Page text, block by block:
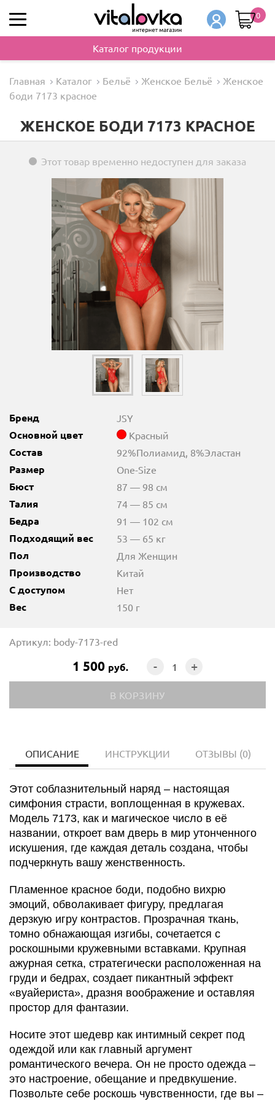
0
Каталог продукции
Главная Каталог Бельё Женское Бельё
Женское
боди 7173 красное
ЖЕНСКОЕ БОДИ 7173 КРАСНОЕ
Этот товар временно недоступен для заказа
Бренд JSY
Основной цвет Красный
Состав 92%Полиамид, 8%Эластан
Размер One-Size
Бюст 87 — 98 см
Талия 74 — 85 см
Бедра 91 — 102 см
Подходящий вес 53 — 65 кг
Пол Для Женщин
Производство Китай
С доступом Нет
Вес 150 г
Артикул: body-7173-red
1 500 руб. - +
ОПИСАНИЕ ИНСТРУКЦИИ ОТЗЫВЫ (0)
Этот соблазнительный наряд – настоящая
симфония страсти, воплощенная в кружевах.
Модель 7173, как и магическое число в её
названии, откроет вам дверь в мир утонченного
искушения, где каждая деталь создана, чтобы
подчеркнуть вашу женственность.
Пламенное красное боди, подобно вихрю
эмоций, обволакивает фигуру, предлагая
дерзкую игру контрастов. Прозрачная ткань,
томно обнажающая изгибы, сочетается с
роскошными кружевными вставками. Крупная
ажурная сетка, стратегически расположенная на
груди и бедрах, создает пикантный эффект
«вуайериста», дразня воображение и оставляя
простор для фантазии.
Носите этот шедевр как интимный секрет под
одеждой или как главный аргумент
романтического вечера. Он не просто одежда –
это настроение, обещание и предвкушение.
Позвольте себе роскошь чувственности, где вы –